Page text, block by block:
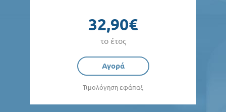
32,90€
το έτος
Αγορά
Τιμολόγηση εφάπαξ